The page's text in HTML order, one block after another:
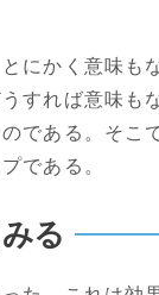
にかく意味も
すれば意味も
である。そこ
である。
る